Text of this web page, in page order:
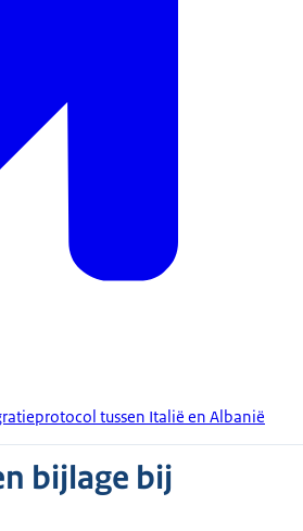
tussen Italië en Albanië
bijlage bij